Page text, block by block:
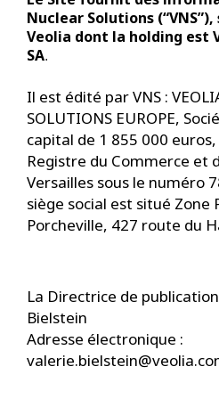
Nuclear Solutions
Veolia dont la holding est
SA.
Il est édité par VNS :
SOLUTIONS EUROPE,
capital de 1 855 000
Registre du Commerce et
Versailles sous le numéro
siège social est situé Zone
Porcheville, 427 route du
La Directrice de
Bielstein
Adresse électronique :